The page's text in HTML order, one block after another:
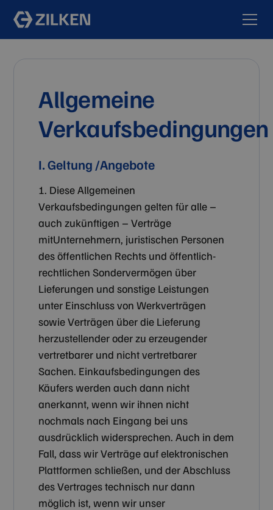
Allgemeine
Verkaufsbedingungen
I. Geltung /Angebote
1. Diese Allgemeinen
Verkaufsbedingungen gelten für alle –
auch zukünftigen – Verträge
mitUnternehmern, juristischen Personen
des öffentlichen Rechts und öffentlich-
rechtlichen Sondervermögen über
Lieferungen und sonstige Leistungen
unter Einschluss von Werkverträgen
sowie Verträgen über die Lieferung
herzustellender oder zu erzeugender
vertretbarer und nicht vertretbarer
Sachen. Einkaufsbedingungen des
Käufers werden auch dann nicht
anerkannt, wenn wir ihnen nicht
nochmals nach Eingang bei uns
ausdrücklich widersprechen. Auch in dem
Fall, dass wir Verträge auf elektronischen
Plattformen schließen, und der Abschluss
des Vertrages technisch nur dann
möglich ist, wenn wir unser